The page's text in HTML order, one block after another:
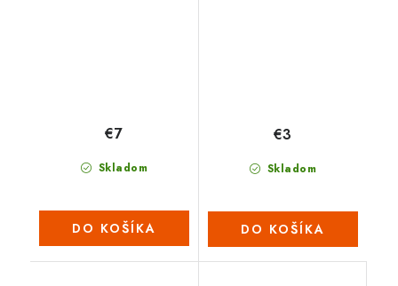
Skladom
€7
DO KOŠÍKA
Skladom
€3
DO KOŠÍKA